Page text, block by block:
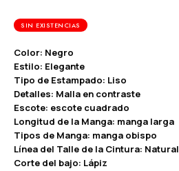
SIN EXISTENCIAS
Color: Negro
Estilo: Elegante
Tipo de Estampado: Liso
Detalles: Malla en contraste
Escote: escote cuadrado
Longitud de la Manga: manga larga
Tipos de Manga: manga obispo
Línea del Talle de la Cintura: Natural
Corte del bajo: Lápiz